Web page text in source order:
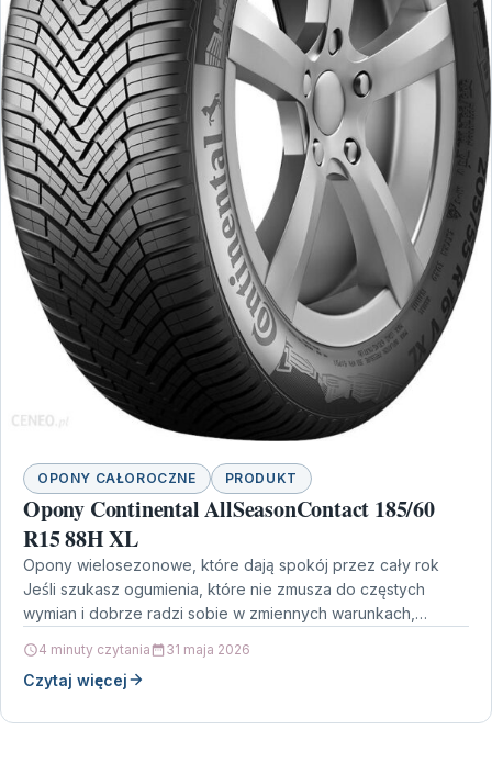
OPONY CAŁOROCZNE PRODUKT
Opony Continental AllSeasonContact 185/60
R15 88H XL
Opony wielosezonowe, które dają spokój przez cały rok
Jeśli szukasz ogumienia, które nie zmusza do częstych
wymian i dobrze radzi sobie w zmiennych warunkach,…
4 minuty czytania 31 maja 2026
Czytaj więcej